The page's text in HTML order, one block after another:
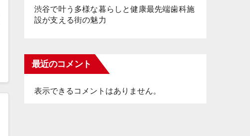
渋谷で叶う多様な暮らしと健康最先端歯科施
設が支える街の魅力
最近のコメント
表示できるコメントはありません。